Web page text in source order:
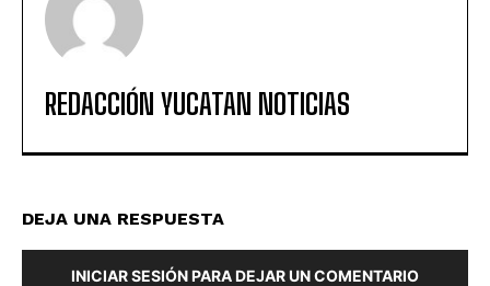
REDACCIÓN YUCATAN NOTICIAS
DEJA UNA RESPUESTA
INICIAR SESIÓN PARA DEJAR UN COMENTARIO